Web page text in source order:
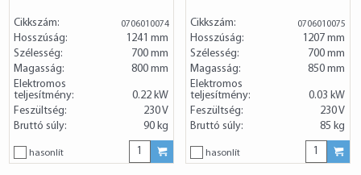
Cikkszám: 0706010074
Hosszúság:
1241 mm
Szélesség:
700 mm
Magasság:
800 mm
Elektromos
teljesítmény:
0.22 kW
Feszültség:
230 V
Bruttó súly:
90 kg
hasonlít
Cikkszám: 0706010075
Hosszúság:
1207 mm
Szélesség:
700 mm
Magasság:
850 mm
Elektromos
teljesítmény:
0.03 kW
Feszültség:
230 V
Bruttó súly:
85 kg
hasonlít